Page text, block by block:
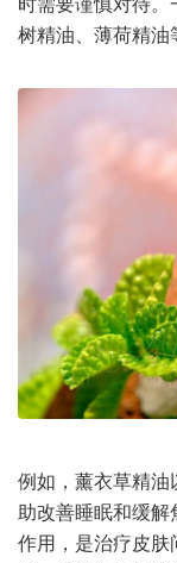
树精油、薄荷精油
例如，薰衣草精
助改善睡眠和缓
作用，是治疗皮